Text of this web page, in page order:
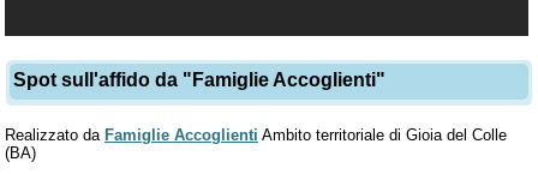
Spot sull'affido da "Famiglie Accoglienti"
Realizzato da Famiglie Accoglienti Ambito territoriale di Gioia del Colle
(BA)